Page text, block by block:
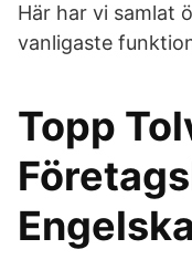
Här har vi samlat
vanligaste
Topp
Engelska